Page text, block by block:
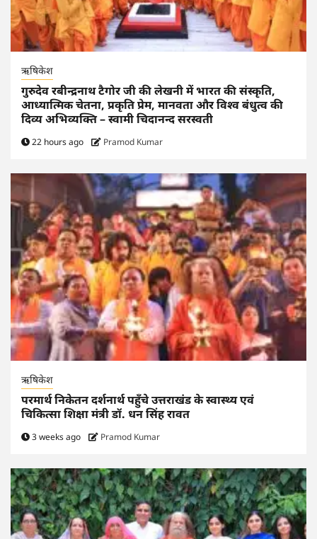
ऋषिकेश
गुरुदेव रबीन्द्रनाथ टैगोर जी की लेखनी में भारत की संस्कृति,
आध्यात्मिक चेतना, प्रकृति प्रेम, मानवता और विश्व बंधुत्व की
दिव्य अभिव्यक्ति – स्वामी चिदानन्द सरस्वती
22 hours ago Pramod Kumar
ऋषिकेश
परमार्थ निकेतन दर्शनार्थ पहुँचे उत्तराखंड के स्वास्थ्य एवं
चिकित्सा शिक्षा मंत्री डॉ. धन सिंह रावत
3 weeks ago Pramod Kumar